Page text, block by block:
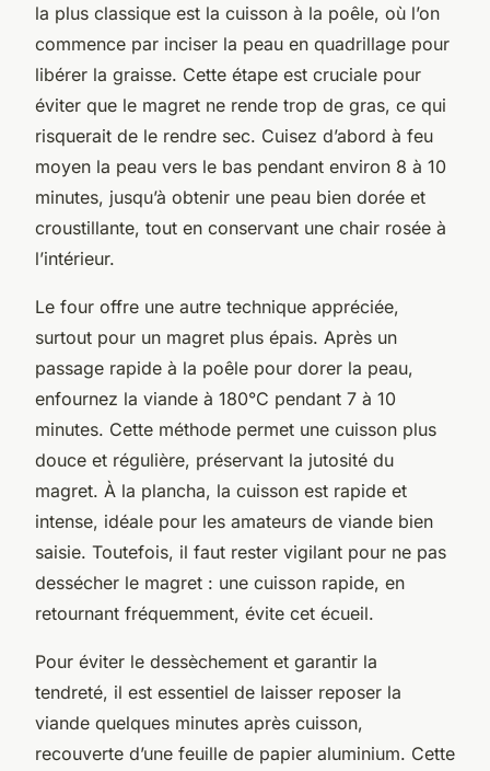
la plus classique est la cuisson à la poêle, où l’on
commence par inciser la peau en quadrillage pour
libérer la graisse. Cette étape est cruciale pour
éviter que le magret ne rende trop de gras, ce qui
risquerait de le rendre sec. Cuisez d’abord à feu
moyen la peau vers le bas pendant environ 8 à 10
minutes, jusqu’à obtenir une peau bien dorée et
croustillante, tout en conservant une chair rosée à
l’intérieur.
Le four offre une autre technique appréciée,
surtout pour un magret plus épais. Après un
passage rapide à la poêle pour dorer la peau,
enfournez la viande à 180°C pendant 7 à 10
minutes. Cette méthode permet une cuisson plus
douce et régulière, préservant la jutosité du
magret. À la plancha, la cuisson est rapide et
intense, idéale pour les amateurs de viande bien
saisie. Toutefois, il faut rester vigilant pour ne pas
dessécher le magret : une cuisson rapide, en
retournant fréquemment, évite cet écueil.
Pour éviter le dessèchement et garantir la
tendreté, il est essentiel de laisser reposer la
viande quelques minutes après cuisson,
recouverte d’une feuille de papier aluminium. Cette